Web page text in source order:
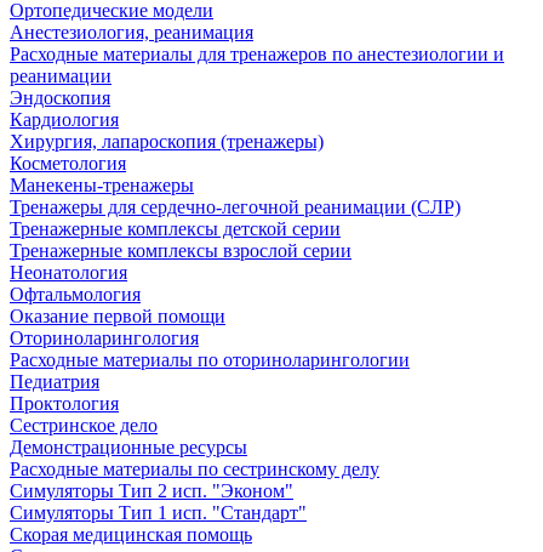
Ортопедические модели
Анестезиология, реанимация
Расходные материалы для тренажеров по анестезиологии и
реанимации
Эндоскопия
Кардиология
Хирургия, лапароскопия (тренажеры)
Косметология
Манекены-тренажеры
Тренажеры для сердечно-легочной реанимации (СЛР)
Тренажерные комплексы детской серии
Тренажерные комплексы взрослой серии
Неонатология
Офтальмология
Оказание первой помощи
Оториноларингология
Расходные материалы по оториноларингологии
Педиатрия
Проктология
Сестринское дело
Демонстрационные ресурсы
Расходные материалы по сестринскому делу
Симуляторы Тип 2 исп. "Эконом"
Симуляторы Тип 1 исп. "Стандарт"
Скорая медицинская помощь